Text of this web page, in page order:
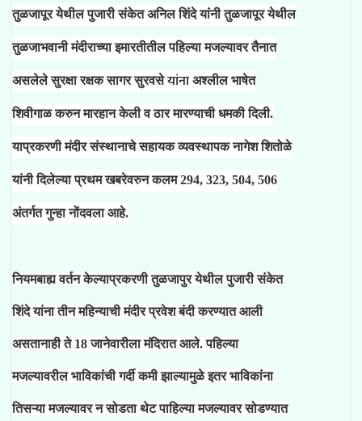
तुळजापूर येथील पुजारी संकेत अनिल शिंदे यांनी तुळजापूर येथील
तुळजाभवानी मंदीराच्या इमारतीतील पहिल्या मजल्यावर तैनात
असलेले सुरक्षा रक्षक सागर सुरवसेयांना अश्लील भाषेत
शिवीगाळ करुन मारहान केली व ठार मारण्याची धमकी दिली.
याप्रकरणी मंदीर संस्थानाचे सहायक व्यवस्थापक नागेश शितोळे
यांनी दिलेल्या प्रथम खबरेवरुन कलम 294, 323, 504, 506
अंतर्गत गुन्हा नोंदवला आहे.
नियमबाह्य वर्तन केल्याप्रकरणी तुळजापुर येथील पुजारी संकेत
शिंदे यांना तीन महिन्याची मंदीर प्रवेश बंदी करण्यात आली
असतानाही ते 18 जानेवारीला मंदिरात आले. पहिल्या
मजल्यावरील भाविकांची गर्दी कमी झाल्यामुळे इतर भाविकांना
तिसऱ्या मजल्यावर न सोडता थेट पाहिल्या मजल्यावर सोडण्यात